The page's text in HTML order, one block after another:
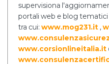
supervisiona
portali web e blog
tra cui: www.mog231.it ,
www.corsionlineitalia.it